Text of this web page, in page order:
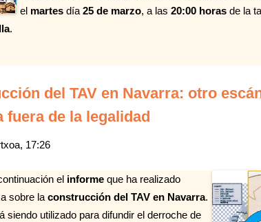
el martesdía 25 de marzo, a las 20:00 horasde la
.
del TAV en Navarra: otro
fuera de la legalidad
17:26
el informe que ha realizado
sobre laconstrucción del TAV en Navarra.
siendo utilizado para difundir el derroche de